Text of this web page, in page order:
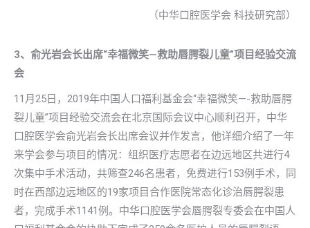
（中华口腔医学会 科技研究部）
3、俞光岩会长出席“幸福微笑—救助唇腭裂儿童”项目经验交流
会
11月25日，2019年中国人口福利基金会“幸福微笑—-救助唇腭
裂儿童”项目经验交流会在北京国际会议中心顺利召开，中华
口腔医学会俞光岩会长出席会议并作发言，他详细介绍了一年
来学会参与项目的情况：组织医疗志愿者在边远地区共进行4
次集中手术活动，共筛查246名患者，免费进行153例手术，同
时在西部边远地区的19家项目合作医院常态化诊治唇腭裂患
者，完成手术1141例。中华口腔医学会唇腭裂专委会在中国人